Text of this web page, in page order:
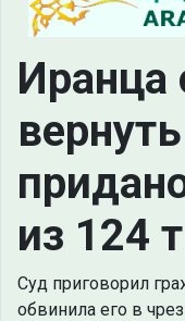
Иранца
из 124
Суд приговорил
обвинила его в